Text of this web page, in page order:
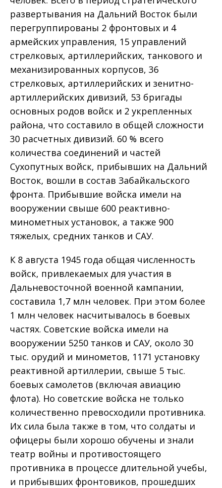
развертывания на Дальний Восток были
перегруппированы 2 фронтовых и 4
армейских управления, 15 управлений
стрелковых, артиллерийских, танкового и
механизированных корпусов, 36
стрелковых, артиллерийских и зенитно-
артиллерийских дивизий, 53 бригады
основных родов войск и 2 укрепленных
района, что составило в общей сложности
30 расчетных дивизий. 60 % всего
количества соединений и частей
Сухопутных войск, прибывших на Дальний
Восток, вошли в состав Забайкальского
фронта. Прибывшие войска имели на
вооружении свыше 600 реактивно-
минометных установок, а также 900
тяжелых, средних танков и САУ.
К 8 августа 1945 года общая численность
войск, привлекаемых для участия в
Дальневосточной военной кампании,
составила 1,7 млн человек. При этом более
1 млн человек насчитывалось в боевых
частях. Советские войска имели на
вооружении 5250 танков и САУ, около 30
тыс. орудий и минометов, 1171 установку
реактивной артиллерии, свыше 5 тыс.
боевых самолетов (включая авиацию
флота). Но советские войска не только
количественно превосходили противника.
Их сила была также в том, что солдаты и
офицеры были хорошо обучены и знали
театр войны и противостоящего
противника в процессе длительной учебы,
и прибывших фронтовиков, прошедших